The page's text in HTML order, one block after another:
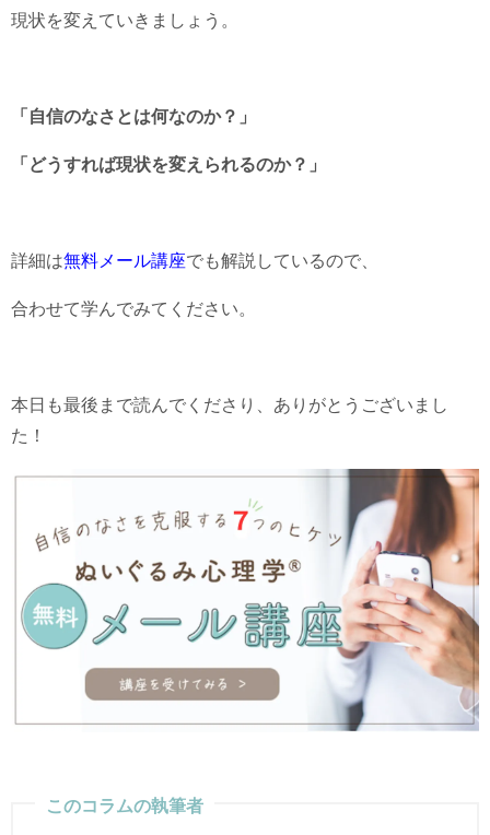
現状を変えていきましょう。
「自信のなさとは何なのか？」
「どうすれば現状を変えられるのか？」
詳細は無料メール講座でも解説しているので、
合わせて学んでみてください。
本日も最後まで読んでくださり、ありがとうございまし
た！
このコラムの執筆者